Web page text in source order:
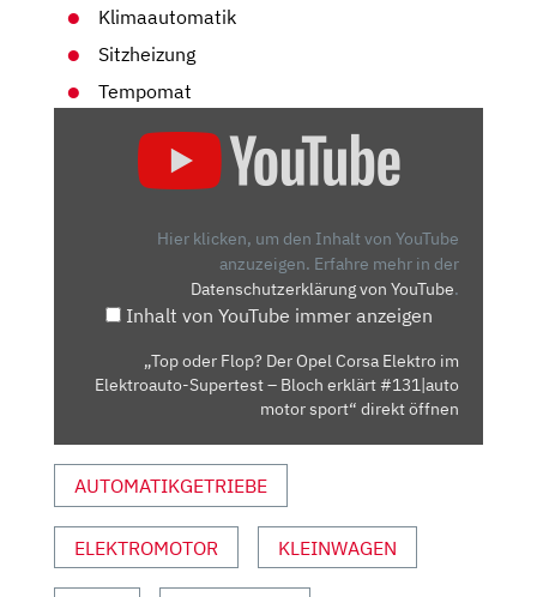
Klimaautomatik
Sitzheizung
Tempomat
ELEKTROAUTO-
SUPERTEST
ERKLÄRT
#131|AUTO
MOTOR
SPORT“
Hier klicken, um den Inhalt von YouTube
anzuzeigen. Erfahre mehr in der
Datenschutzerklärung von YouTube.
Inhalt von YouTube immer anzeigen
„Top oder Flop? Der Opel Corsa Elektro im
Elektroauto-Supertest – Bloch erklärt #131|auto
motor sport“ direkt öffnen
AUTOMATIKGETRIEBE
ELEKTROMOTOR KLEINWAGEN